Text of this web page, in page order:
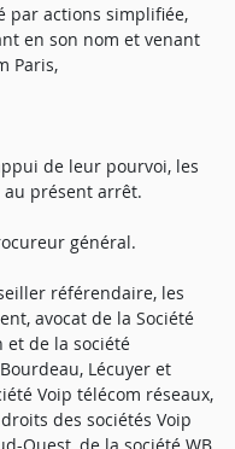
par actions simplifiée,
en son nom et venant
Paris,
de leur pourvoi, les
au présent arrêt.
général.
référendaire, les
avocat de la Société
et de la société
Lécuyer et
Voip télécom réseaux,
des sociétés Voip